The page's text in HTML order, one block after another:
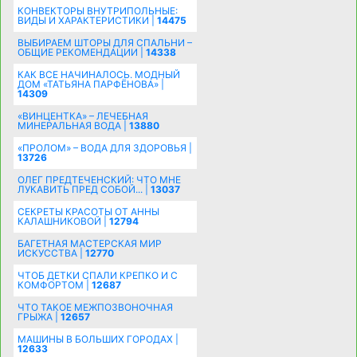
КОНВЕКТОРЫ ВНУТРИПОЛЬНЫЕ:
ВИДЫ И ХАРАКТЕРИСТИКИ | 14475
ВЫБИРАЕМ ШТОРЫ ДЛЯ СПАЛЬНИ –
ОБЩИЕ РЕКОМЕНДАЦИИ | 14338
КАК ВСЕ НАЧИНАЛОСЬ. МОДНЫЙ
ДОМ «ТАТЬЯНА ПАРФЁНОВА» |
14309
«ВИНЦЕНТКА» – ЛЕЧЕБНАЯ
МИНЕРАЛЬНАЯ ВОДА | 13880
«ПРОЛОМ» – ВОДА ДЛЯ ЗДОРОВЬЯ |
13726
ОЛЕГ ПРЕДТЕЧЕНСКИЙ: ЧТО МНЕ
ЛУКАВИТЬ ПРЕД СОБОЙ... | 13037
СЕКРЕТЫ КРАСОТЫ ОТ АННЫ
КАЛАШНИКОВОЙ | 12794
БАГЕТНАЯ МАСТЕРСКАЯ МИР
ИСКУССТВА | 12770
ЧТОБ ДЕТКИ СПАЛИ КРЕПКО И С
КОМФОРТОМ | 12687
ЧТО ТАКОЕ МЕЖПОЗВОНОЧНАЯ
ГРЫЖА | 12657
МАШИНЫ В БОЛЬШИХ ГОРОДАХ |
12633